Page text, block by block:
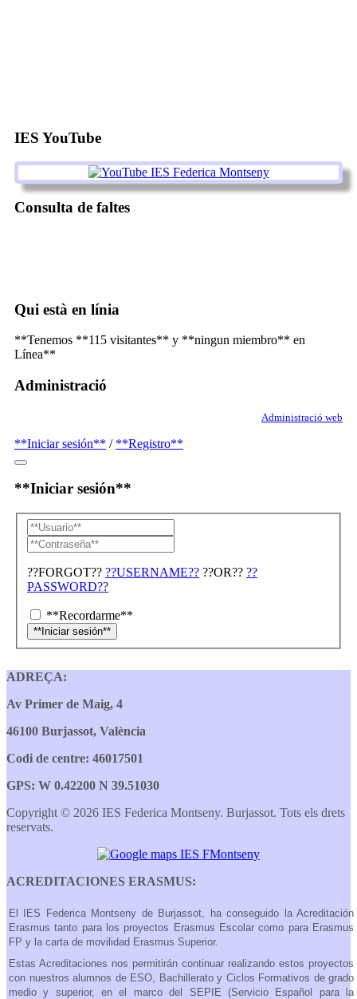
IES YouTube
Consulta de faltes
Qui està en línia
**Tenemos **115 visitantes** y **ningun miembro** en
Línea**
Administració
Administració web
**Iniciar sesión** / **Registro**
**Iniciar sesión**
??FORGOT?? ??USERNAME?? ??OR?? ??
PASSWORD??
**Recordarme**
ADREÇA:
Av Primer de Maig, 4
46100 Burjassot, València
Codi de centre: 46017501
GPS: W 0.42200 N 39.51030
Copyright © 2026 IES Federica Montseny. Burjassot. Tots els drets
reservats.
ACREDITACIONES ERASMUS:
El IES Federica Montseny de Burjassot, ha conseguido la Acreditación
Erasmus tanto para los proyectos Erasmus Escolar como para Erasmus
FP y la carta de movilidad Erasmus Superior.
Estas Acreditaciones nos permitirán continuar realizando estos proyectos
con nuestros alumnos de ESO, Bachillerato y Ciclos Formativos de grado
medio y superior, en el marco del SEPIE (Servicio Español para la